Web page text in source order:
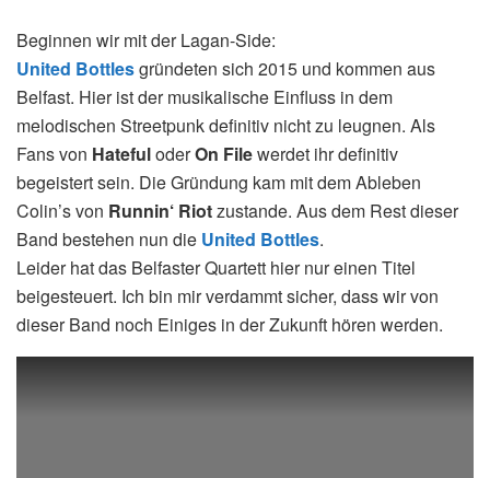
Beginnen wir mit der Lagan-Side:
United Bottlesgründeten sich 2015 und kommen aus
Belfast. Hier ist der musikalische Einfluss in dem
melodischen Streetpunk definitiv nicht zu leugnen. Als
Fans von HatefuloderOn Filewerdet ihr definitiv
begeistert sein. Die Gründung kam mit dem Ableben
Colin’s von Runnin‘ Riotzustande. Aus dem Rest dieser
Band bestehen nun die United Bottles.
Leider hat das Belfaster Quartett hier nur einen Titel
beigesteuert. Ich bin mir verdammt sicher, dass wir von
dieser Band noch Einiges in der Zukunft hören werden.